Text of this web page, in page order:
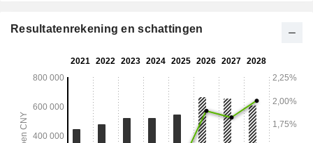
de binnenlandse markt.
Resultatenrekening en schattingen